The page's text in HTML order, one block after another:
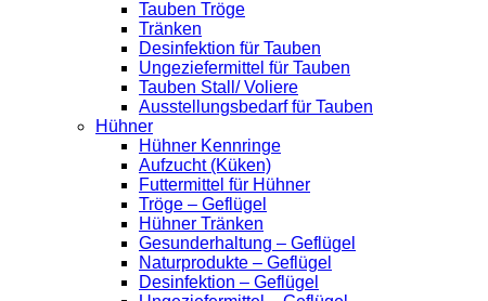
Tauben Tröge
Tränken
Desinfektion für Tauben
Ungeziefermittel für Tauben
Tauben Stall/ Voliere
Ausstellungsbedarf für Tauben
Hühner
Hühner Kennringe
Aufzucht (Küken)
Futtermittel für Hühner
Tröge – Geflügel
Hühner Tränken
Gesunderhaltung – Geflügel
Naturprodukte – Geflügel
Desinfektion – Geflügel